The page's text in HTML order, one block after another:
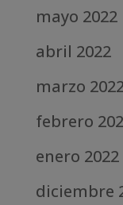
mayo 2022
abril 2022
marzo
febrero
enero 2022
diciembre